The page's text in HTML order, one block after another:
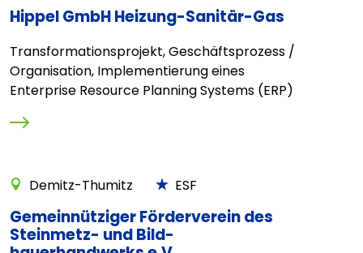
Hippel GmbH Heizung-Sanitär-Gas
Transformationsprojekt, Geschäftsprozess /
Organisation, Implementierung eines
Enterprise Resource Planning Systems (ERP)
Demitz-Thumitz ESF
Gemeinnütziger Förderverein des
Steinmetz- und Bild-